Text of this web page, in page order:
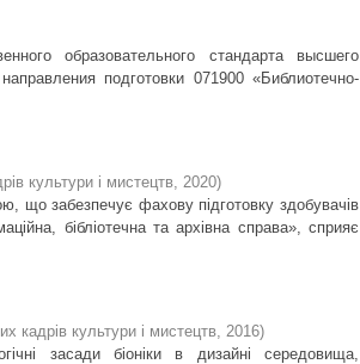
образовательного стандарта высшего
подготовки 071900 «Библиотечно-
культури і мистецтв, 2020)
що забезпечує фахову підготовку здобувачів
бібліотечна та архівна справа», сприяє
кадрів культури і мистецтв, 2016)
засади біоніки в дизайні середовища,